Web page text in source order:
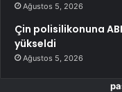
Ağustos 5, 2026
Çin polisilikonuna
yükseldi
Ağustos 5, 2026